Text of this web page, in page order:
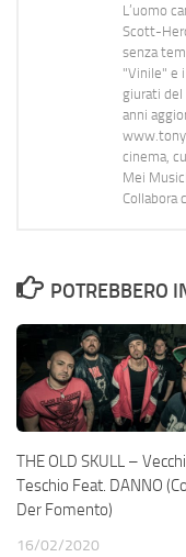
L’uomo
Scott-
senza
"Vinile" e
giurati del
anni
cinema,
Mei
Collabora
POTREBBERO
THE OLD SKULL –
Teschio Feat. DANNO
Der Fomento)
16/02/2020